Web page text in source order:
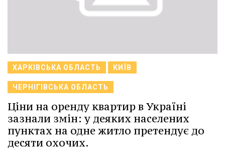
ХАРКІВСЬКА ОБЛАСТЬ КИЇВ
ЧЕРНІГІВСЬКА ОБЛАСТЬ
Ціни на оренду квартир в Україні
зазнали змін: у деяких населених
пунктах на одне житло претендує до
десяти охочих.